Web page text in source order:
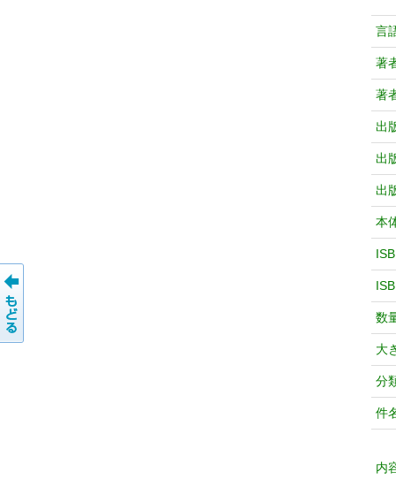
言
著
著
出
出
出
本
数
大
分
件
内